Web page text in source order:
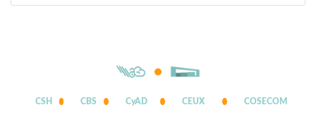
CSH CBS CyAD CEUX COSECOM